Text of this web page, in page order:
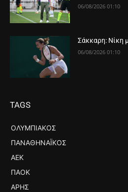
06/08/2026 01:10
Σάκκαρη: Νίκη
06/08/2026 01:10
TAGS
ΟΛΥΜΠΙΑΚΌΣ
ΠΑΝΑΘΗΝΑΪΚΌΣ
ΑΕΚ
ΠΑΟΚ
ΆΡΗΣ